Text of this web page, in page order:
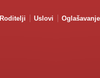
Roditelji Uslovi Oglašavanje